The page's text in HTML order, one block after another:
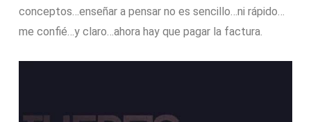
conceptos…enseñar a pensar no es sencillo…ni rápido…
me confié…y claro…ahora hay que pagar la factura.